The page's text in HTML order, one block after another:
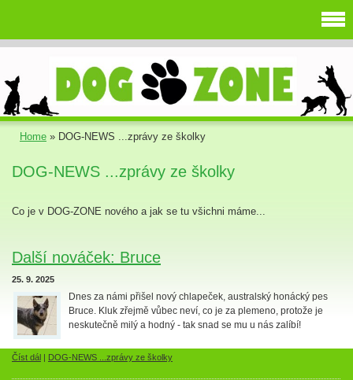
Home » DOG-NEWS ...zprávy ze školky
DOG-NEWS ...zprávy ze školky
Co je v DOG-ZONE nového a jak se tu všichni máme...
Další nováček: Bruce
25. 9. 2025
Dnes za námi přišel nový chlapeček, australský honácký pes
Bruce. Kluk zřejmě vůbec neví, co je za plemeno, protože je
neskutečně milý a hodný - tak snad se mu u nás zalíbí!
Číst dál | DOG-NEWS ...zprávy ze školky